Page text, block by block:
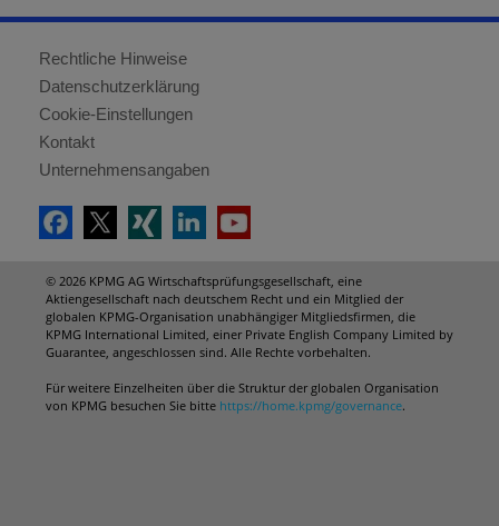
Rechtliche Hinweise
Datenschutzerklärung
Cookie-Einstellungen
Kontakt
Unternehmensangaben
© 2026 KPMG AG Wirtschaftsprüfungsgesellschaft, eine
Aktiengesellschaft nach deutschem Recht und ein Mitglied der
globalen KPMG-Organisation unabhängiger Mitgliedsfirmen, die
KPMG International Limited, einer Private English Company Limited by
Guarantee, angeschlossen sind. Alle Rechte vorbehalten.
Für weitere Einzelheiten über die Struktur der globalen Organisation
von KPMG besuchen Sie bitte https://home.kpmg/governance.